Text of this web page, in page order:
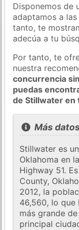
Disponemos de
adaptamos a
tanto, te
adecúa a tu
Por tanto, te
nuestra
concurrencia
puedas
de Stillwater en
Más
Stillwater es
Oklahoma en
Highway 51.
County,
2012, la
46,560, lo que
más grande
principal